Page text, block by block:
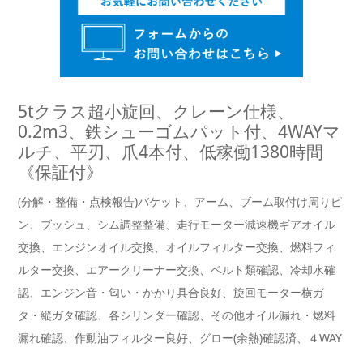
5tクラス超小旋回、クレーン仕様、
0.2m3、鉄シューゴムパット付、4WAYマ
ルチ、平刃、爪4本付、低稼働1380時間
《保証付》
(分解・整備・点検報告)バケット、アーム、ブーム取付け周りピ
ン、ブッシュ、シム調整整備、走行モーター減速機ギアオイル
交換、エンジンオイル交換、オイルフィルター交換、燃料フィ
ルター交換、エアークリーナー交換、ベルト類確認、冷却水確
認、エンジン音・匂い・かかり具合良好、旋回モーター横ガ
タ・縦ガタ確認、各シリンダー確認、その他オイル漏れ・燃料
漏れ確認、作動油フィルター良好、グロー(余熱)確認済、４WAY